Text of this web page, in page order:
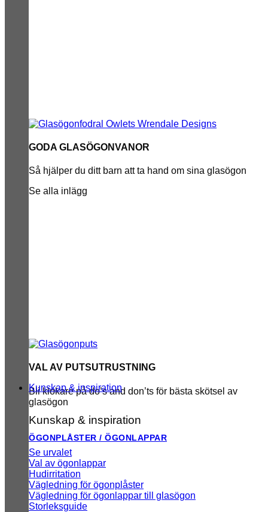
GODA GLASÖGONVANOR
Så hjälper du ditt barn att ta hand om sina glasögon
Se alla inlägg
VAL AV PUTSUTRUSTNING
Bli klokare på do’s and don’ts för bästa skötsel av
glasögon
Kunskap & inspiration
Kunskap & inspiration
ÖGONPLÅSTER / ÖGONLAPPAR
Se urvalet
Val av ögonlappar
Hudirritation
Vägledning för ögonplåster
Vägledning för ögonlappar till glasögon
Storleksguide